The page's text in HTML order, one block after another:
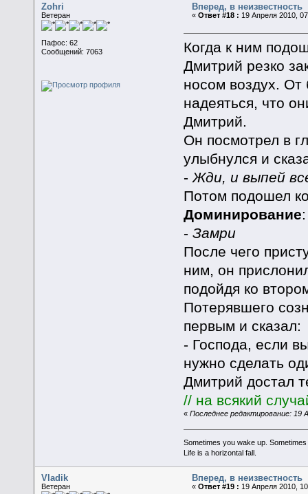
Zohri
Ветеран
Пафос: 62
Сообщений: 7063
Вперед, в неизвестность
«Ответ #18 : 19 Апреля 2010,
Когда к ним
Дмитрий резко
носом воздух.
надеяться, что
Дмитрий.
Он посмотрел в
улыбнулся и
- Жди, и выпей
Потом подошел
Доминирование:
- Замри
После чего
ним, он
подойдя ко
Потерявшего
первым и сказал:
- Господа, если
нужно сделать
Дмитрий достал
// на всякий
« Последнее редактирование: 19
Sometimes you wake up.
Life is a horizontal fall.
Vladik
Ветеран
Вперед, в неизвестность
«Ответ #19 : 19 Апреля 2010,